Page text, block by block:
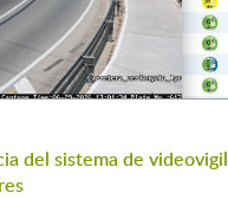
del sistema de